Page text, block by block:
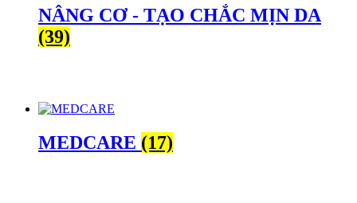
NÂNG CƠ - TẠO CHẮC MỊN DA
(39)
MEDCARE (17)